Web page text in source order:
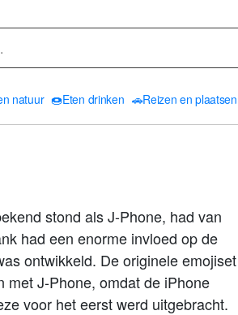
natuur 🍩Eten drinken 🚗Reizen en plaatsen
stond als J-Phone, had van
had een enorme invloed op de
ontwikkeld. De originele emojiset
met J-Phone, omdat de iPhone
voor het eerst werd uitgebracht.